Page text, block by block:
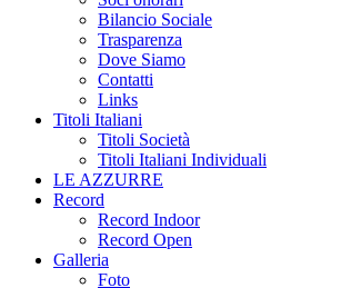
Bilancio Sociale
Trasparenza
Dove Siamo
Contatti
Links
Titoli Italiani
Titoli Società
Titoli Italiani Individuali
LE AZZURRE
Record
Record Indoor
Record Open
Galleria
Foto